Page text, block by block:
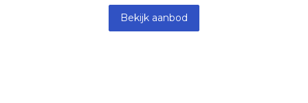
Bekijk aanbod